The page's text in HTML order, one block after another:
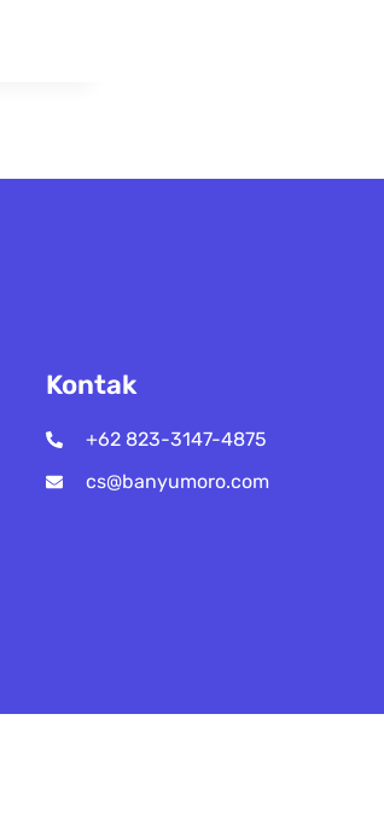
Kontak
+62 823-3147-4875
cs@banyumoro.com